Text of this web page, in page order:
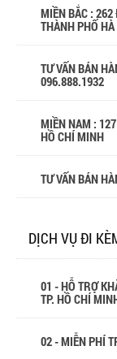
MIỀN BẮC :
THÀNH PHỐ
TƯ VẤN BÁN
096.888.1932
MIỀN NAM :
HỒ CHÍ MINH
TƯ VẤN BÁN
DỊCH VỤ ĐI
01 - HỖ TRỢ
TP. HỒ CHÍ
02 - MIỄN PHÍ